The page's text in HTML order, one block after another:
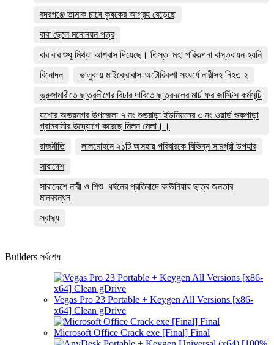
বদরগঞ্জে তামাক চাষে কৃষকের আগ্রহ বেড়েছে
বাবা ছেলে মনোনয়ন পত্র
বার বার শুধু মিথ্যা আশ্বাস দিয়েছে। তিস্তা মহা পরিকল্পনা বাস্তবায়ন হয়নি
বিনোদন
ভালুকায় মাইক্রোবাস-অটোরিকশা সংঘর্ষে নারীসহ নিহত ২
ভূরুঙ্গামারীতে ছাত্রলীগের বিচার দাবিতে ছাত্রদলের মার্চ ফর জাস্টিস কর্মসূচি
যশোর অভয়নগর উপজেলা ৭ নং শুভরাড়া ইউনিয়নের ৩ নং ওয়ার্ড শুকপাড়া
গ্রামবাসীর উদ্যোগে করেছে মিলন মেলা।।
রাজনীতি
লালমোহনে ২১টি অসহায় পরিবারকে বিভিন্ন সামগ্রী উপহার
সারাদেশ
সারাদেশে নারী ও শিশু ধর্ষনের প্রতিবাদে কাউনিয়ায় ছাত্র জনতার
মানববন্ধন
স্বাস্থ্য
Builders সর্বশেষ
Vegas Pro 23 Portable + Keygen All Versions [x86-
x64] Clean gDrive
Microsoft Office Crack exe [Final] Final